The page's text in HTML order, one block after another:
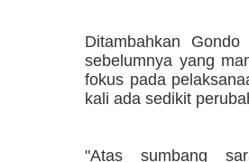
Ditambahkan
sebelumnya yang
fokus pada
kali ada sedikit
"Atas sumbang